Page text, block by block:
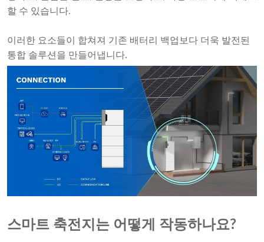
할 수 있습니다.
이러한 요소들이 합쳐져 기존 배터리 백업보다 더욱 발전된
통합 솔루션을 만들어냅니다.
스마트 축전지는 어떻게 작동하나요?